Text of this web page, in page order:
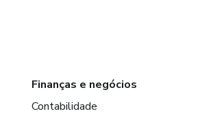
Finanças e negócios
Contabilidade